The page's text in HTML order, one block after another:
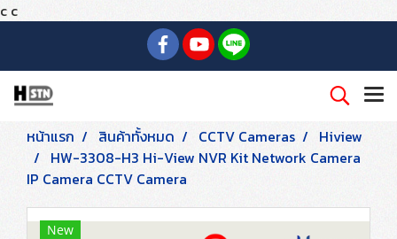
c c
หน้าแรก สินค้าทั้งหมด CCTV Cameras
Hiview
HW-3308-H3 Hi-View NVR Kit Network Camera
IP Camera CCTV Camera
New